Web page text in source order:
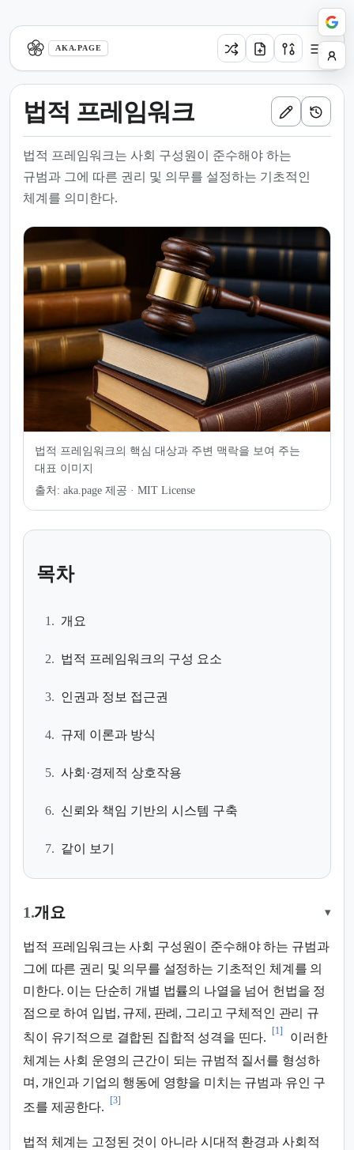
AKA.PAGE
법적 프레임워크
법적 프레임워크는 사회 구성원이 준수해야 하는
규범과 그에 따른 권리 및 의무를 설정하는 기초적인
체계를 의미한다.
법적 프레임워크의 핵심 대상과 주변 맥락을 보여 주는
대표 이미지
출처: aka.page 제공 · MIT License
목차
1. 개요
2. 법적 프레임워크의 구성 요소
3. 인권과 정보 접근권
4. 규제 이론과 방식
5. 사회·경제적 상호작용
6. 신뢰와 책임 기반의 시스템 구축
7. 같이 보기
1.개요 ▾
법적 프레임워크는 사회 구성원이 준수해야 하는 규범과
그에 따른 권리 및 의무를 설정하는 기초적인 체계를 의
미한다. 이는 단순히 개별 법률의 나열을 넘어 헌법을 정
점으로 하여 입법, 규제, 판례, 그리고 구체적인 관리 규
칙이 유기적으로 결합된 집합적 성격을 띤다.
[1]
이러한
체계는 사회 운영의 근간이 되는 규범적 질서를 형성하
며, 개인과 기업의 행동에 영향을 미치는 규범과 유인 구
조를 제공한다.
[3]
법적 체계는 고정된 것이 아니라 시대적 환경과 사회적